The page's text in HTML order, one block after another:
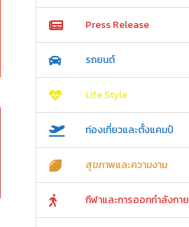
Press Release
รถยนต์
Life Style
ท่องเที่ยวและตั้งแคมป์
สุขภาพและความงาม
กีฬาและการออกกำลังกาย